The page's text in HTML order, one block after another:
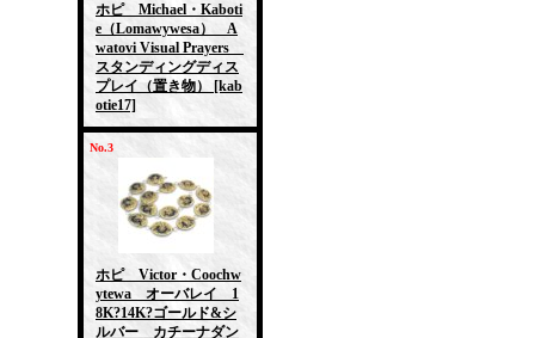
ホピ Michael・Kaboti
e（Lomawywesa） A
watovi Visual Prayers
スタンディングディス
プレイ（置き物）
[kab
otie17]
No.3
ホピ Victor・Coochw
ytewa オーバレイ 1
8K?14K?ゴールド&シ
ルバー カチーナダン